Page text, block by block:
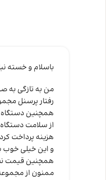
باسلام و خسته
من به تازگی به
رفتار پرسنل
همچنین دستگاه
از سلامت
هزینه پرداخت
و این خیلی خوب
همچنین قیمت
ممنون از